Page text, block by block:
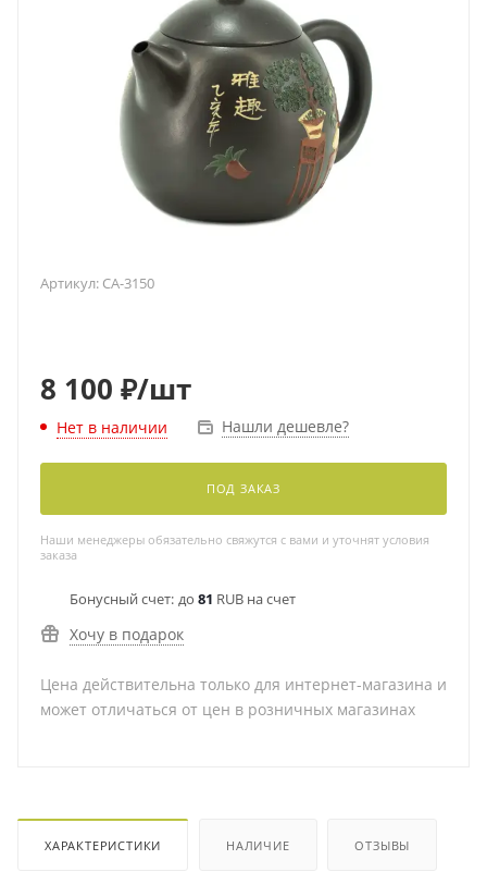
Артикул: CA-3150
8 100 ₽/шт
Нет в наличии Нашли дешевле?
ПОД ЗАКАЗ
Наши менеджеры обязательно свяжутся с вами и уточнят условия
заказа
Бонусный счет: до 81 RUB на счет
Хочу в подарок
Цена действительна только для интернет-магазина и
может отличаться от цен в розничных магазинах
ХАРАКТЕРИСТИКИ НАЛИЧИЕ ОТЗЫВЫ